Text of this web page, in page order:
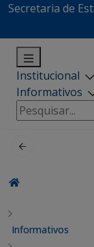
Secretaria de
Institucional
Informativos
Pesquisar
por:
Informativos